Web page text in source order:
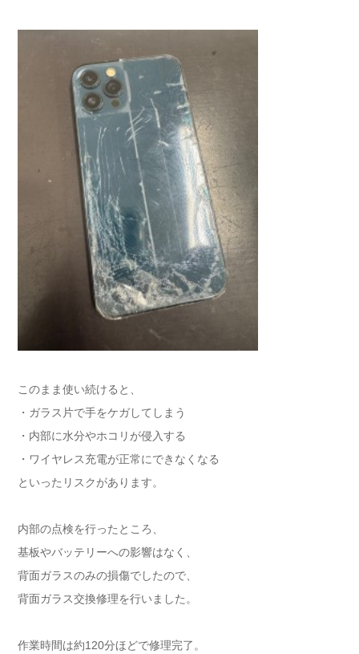
このまま使い続けると、
・ガラス片で手をケガしてしまう
・内部に水分やホコリが侵入する
・ワイヤレス充電が正常にできなくなる
といったリスクがあります。
内部の点検を行ったところ、
基板やバッテリーへの影響はなく、
背面ガラスのみの損傷でしたので、
背面ガラス交換修理を行いました。
作業時間は約120分ほどで修理完了。